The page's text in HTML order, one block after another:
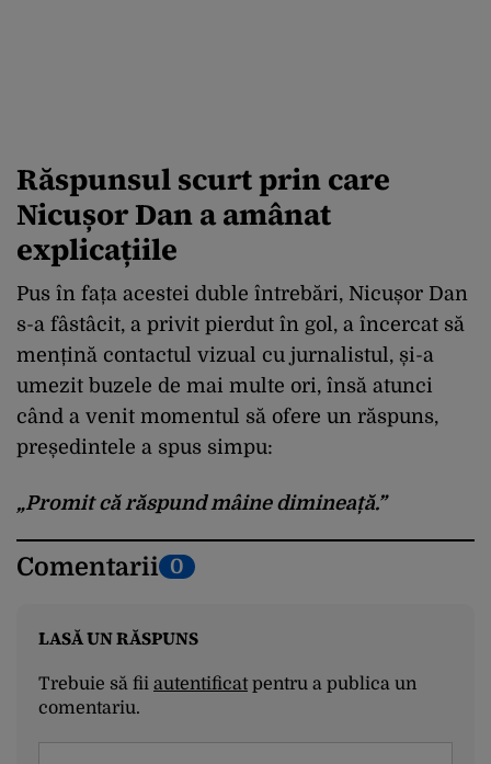
Răspunsul scurt prin care
Nicușor Dan a amânat
explicațiile
Pus în fața acestei duble întrebări, Nicușor Dan
s-a fâstâcit, a privit pierdut în gol, a încercat să
mențină contactul vizual cu jurnalistul, și-a
umezit buzele de mai multe ori, însă atunci
când a venit momentul să ofere un răspuns,
președintele a spus simpu:
„Promit că răspund mâine dimineață.”
Comentarii 0
LASĂ UN RĂSPUNS
Trebuie să fii autentificatpentru a publica un
comentariu.